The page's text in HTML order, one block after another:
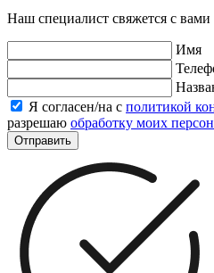
Наш специалист свяжется с
Имя
Я согласен/на с политикой
разрешаю обработку моих
Отправить